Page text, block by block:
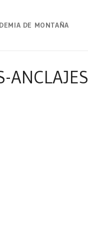
DE MONTAÑA
ANCLAJES